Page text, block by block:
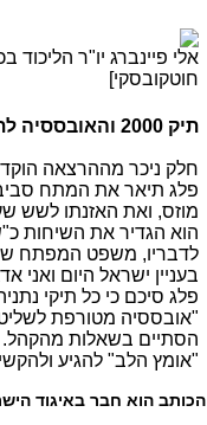
אלי פיינברג יו"ר הליכוד
חוטקובסקי]
תיק 2000 והאובססיה לתקשורת
פלג תיאר את המתח
מוזס, ואת האזנתו לשש
הוא הגדיר את השיחות
לדבריו, משפט המפתח
בעניין ישראל היום
"אובססיה מטורפת
הסתיים בשאלות
"אומץ הלב" להגיע
הכותב הוא חבר באיגוד